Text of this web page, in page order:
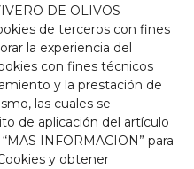
DE OLIVOS
de terceros con fines
la experiencia del
con fines técnicos
y la prestación de
las cuales se
de aplicación del artículo
INFORMACION” para
y obtener